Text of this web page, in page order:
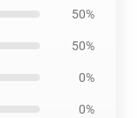
50%
50%
0%
0%